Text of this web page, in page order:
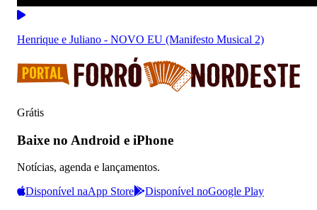
Henrique e Juliano - NOVO EU (Manifesto Musical 2)
Grátis
Baixe no Android e iPhone
Notícias, agenda e lançamentos.
Disponível naApp Store Disponível noGoogle Play